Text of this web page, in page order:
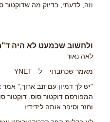
וזה, לדעתי, בדיוק מה שדוקטור
ולחשוב שכמעט לא היה
לאה נאור
מאמר שכתבתי ל- YNET
"יש לך דמיון עם זנב ארוך,"
המפורסם דוקטור סוס.
וחזר וסיפר אותה לידידיו.